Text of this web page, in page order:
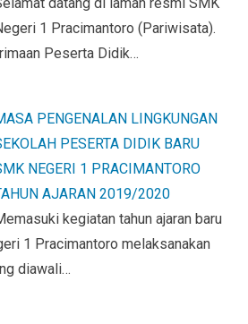
dl
y
1 Pracimantoro (Pariwisata).
Peserta Didik…
PENGENALAN LINGKUNGAN
PESERTA DIDIK BARU
NEGERI 1 PRACIMANTORO
AJARAN 2019/2020
kegiatan tahun ajaran baru
1 Pracimantoro melaksanakan
diawali…